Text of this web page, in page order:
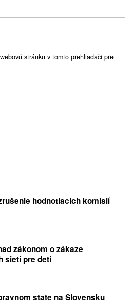
stránku v tomto prehliadači pre
hodnotiacich komisií
zákonom o zákaze
sietí pre deti
state na Slovensku